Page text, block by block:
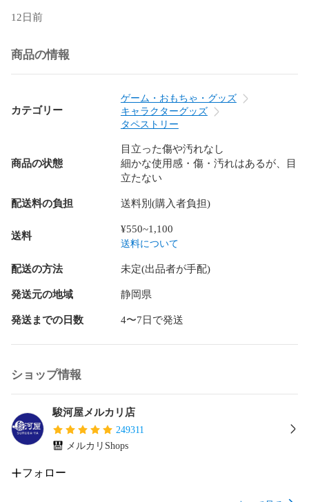
12日前
商品の情報
カテゴリー
ゲーム・おもちゃ・グッズ
キャラクターグッズ
タペストリー
商品の状態
目立った傷や汚れなし
細かな使用感・傷・汚れはあるが、目
立たない
配送料の負担 送料別(購入者負担)
送料
¥550~1,100
送料について
配送の方法 未定(出品者が手配)
発送元の地域 静岡県
発送までの日数 4〜7日で発送
ショップ情報
駿河屋メルカリ店
249311
メルカリShops
フォロー